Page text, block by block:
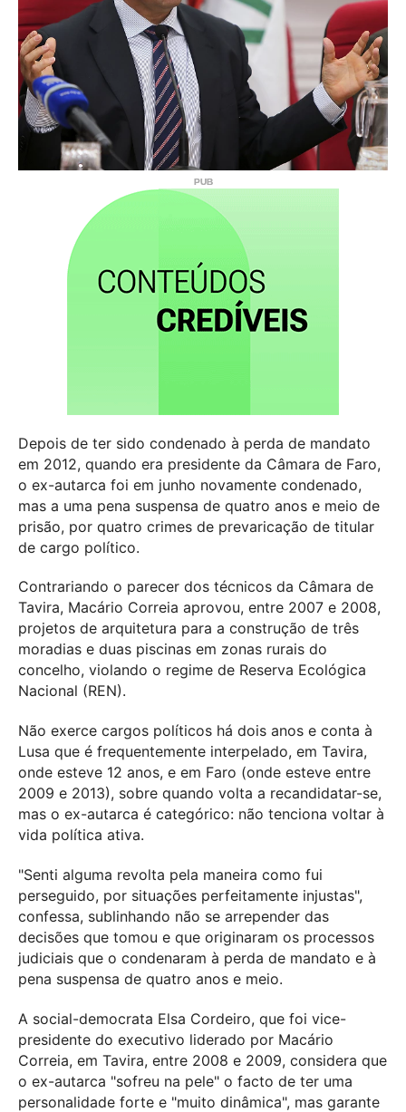
Depois de ter sido condenado à perda de mandato
em 2012, quando era presidente da Câmara de Faro,
o ex-autarca foi em junho novamente condenado,
mas a uma pena suspensa de quatro anos e meio de
prisão, por quatro crimes de prevaricação de titular
de cargo político.
Contrariando o parecer dos técnicos da Câmara de
Tavira, Macário Correia aprovou, entre 2007 e 2008,
projetos de arquitetura para a construção de três
moradias e duas piscinas em zonas rurais do
concelho, violando o regime de Reserva Ecológica
Nacional (REN).
Não exerce cargos políticos há dois anos e conta à
Lusa que é frequentemente interpelado, em Tavira,
onde esteve 12 anos, e em Faro (onde esteve entre
2009 e 2013), sobre quando volta a recandidatar-se,
mas o ex-autarca é categórico: não tenciona voltar à
vida política ativa.
"Senti alguma revolta pela maneira como fui
perseguido, por situações perfeitamente injustas",
confessa, sublinhando não se arrepender das
decisões que tomou e que originaram os processos
judiciais que o condenaram à perda de mandato e à
pena suspensa de quatro anos e meio.
A social-democrata Elsa Cordeiro, que foi vice-
presidente do executivo liderado por Macário
Correia, em Tavira, entre 2008 e 2009, considera que
o ex-autarca "sofreu na pele" o facto de ter uma
personalidade forte e "muito dinâmica", mas garante